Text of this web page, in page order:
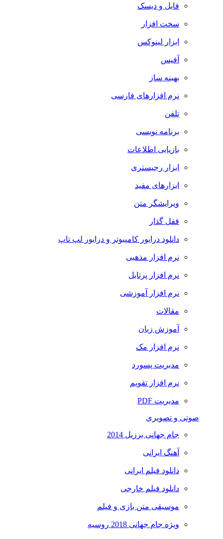
فایل و دیسک
سخت افزار
ابزار لینوکس
آفیس
بهینه ساز
نرم افزارهای فارسی
تلفن
برنامه نویسی
بازیابی اطلاعات
ابزار رجیستری
ابزارهای مفید
ویرایشگر متن
قفل گذار
دانلود درایور کامپیوتر و درایور لپ تاپ
نرم افزار مذهبی
نرم افزار پرتابل
نرم افزار آموزشی
مقالات
آموزش زبان
نرم افزار مک
مدیریت پسورد
نرم افزار تقویم
مدیریت PDF
صوتی و تصویری
جام جهانی برزیل 2014
آهنگ ایرانی
دانلود فیلم ایرانی
دانلود فیلم خارجی
موسیقی متن بازی و فیلم
ویژه جام جهانی 2018 روسیه